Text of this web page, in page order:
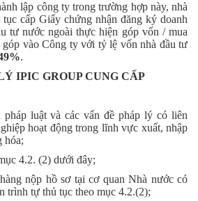
lập công ty trong trường hợp này, nhà
cấp Giấy chứng nhận đăng ký doanh
tư nước ngoài thực hiện góp vốn / mua
góp vào Công ty với tỷ lệ vốn nhà đầu tư
.
IPIC GROUP CUNG CẤP
luật và các vấn đề pháp lý có liên
hoạt động trong lĩnh vực xuất, nhập
hóa;
4.2. (2) dưới đây;
nộp hồ sơ tại cơ quan Nhà nước có
trình tự thủ tục theo mục 4.2.(2);